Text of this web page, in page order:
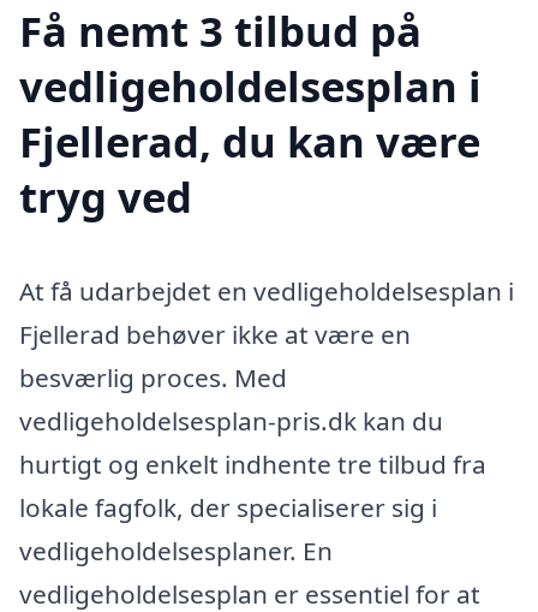
Få nemt 3 tilbud på
vedligeholdelsesplan i
Fjellerad, du kan være
tryg ved
At få udarbejdet en vedligeholdelsesplan i
Fjellerad behøver ikke at være en
besværlig proces. Med
vedligeholdelsesplan-pris.dk kan du
hurtigt og enkelt indhente tre tilbud fra
lokale fagfolk, der specialiserer sig i
vedligeholdelsesplaner. En
vedligeholdelsesplan er essentiel for at